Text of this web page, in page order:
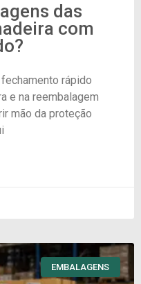
das
com
rápido
e na reembalagem
mão da proteção
EMBALAGENS